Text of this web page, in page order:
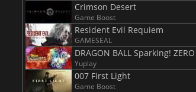
Crimson Desert
Game Boost
Resident Evil Requiem
GAMESEAL
Yuplay
007 First Light
Game Boost